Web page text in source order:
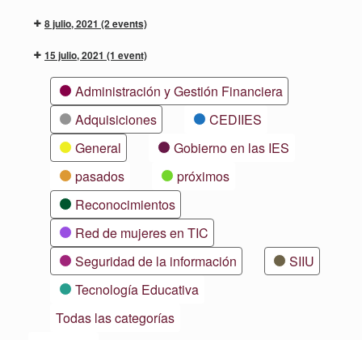
8 julio, 2021 (2 events)
15 julio, 2021 (1 event)
CategoríasAdministración y Gestión Financiera
Adquisiciones
CEDIIES
General
Gobierno en las IES
pasados
próximos
Reconocimientos
Red de mujeres en TIC
Seguridad de la información
SIIU
Tecnología Educativa
Todas las categorías